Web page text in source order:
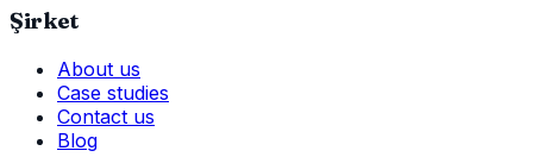
Şirket
About us
Case studies
Contact us
Blog